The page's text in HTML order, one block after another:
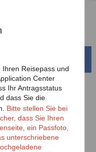
Ihren Reisepass und
Center
Ihr Antragsstatus
dass Sie die
Bitte stellen Sie bei
dass Sie Ihren
ein Passfoto,
unterschriebene